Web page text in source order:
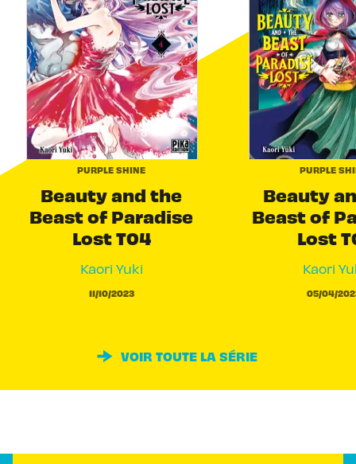
PURPLE SHINE
Beauty and the
Beast of Paradise
Lost T04
Kaori Yuki
11/10/2023
PURPLE
Beauty
Beast of
Lost
Kaori
05/04/
VOIR TOUTE LA SÉRIE